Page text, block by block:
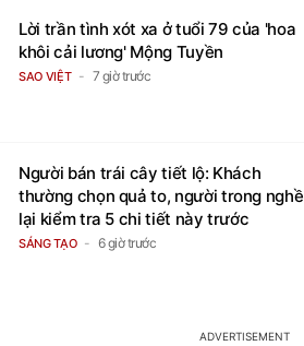
Lời trần tình xót xa ở tuổi 79 của 'hoa
khôi cải lương' Mộng Tuyền
SAO VIỆT 7 giờ trước
Người bán trái cây tiết lộ: Khách
thường chọn quả to, người trong nghề
lại kiểm tra 5 chi tiết này trước
SÁNG TẠO 6 giờ trước